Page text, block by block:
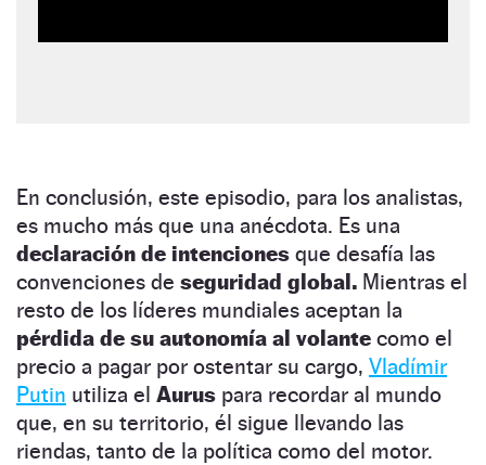
En conclusión, este episodio, para los analistas,
es mucho más que una anécdota. Es una
declaración de intenciones que desafía las
convenciones de seguridad global. Mientras el
resto de los líderes mundiales aceptan la
pérdida de su autonomía al volante como el
precio a pagar por ostentar su cargo, Vladímir
Putin utiliza el Aurus para recordar al mundo
que, en su territorio, él sigue llevando las
riendas, tanto de la política como del motor.